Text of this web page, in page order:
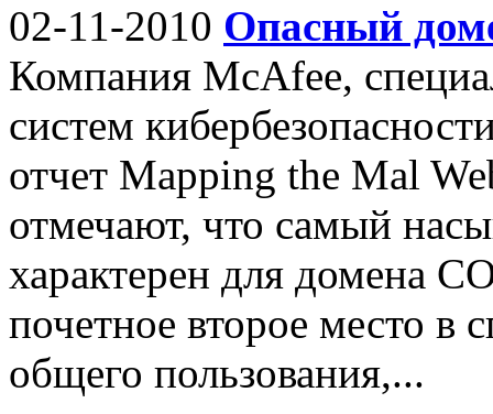
02-11-2010 Опасный
Компания McAfee,
систем
отчет Mapping the Mal
отмечают, что самый
характерен для домена
почетное второе место в
общего пользования,...